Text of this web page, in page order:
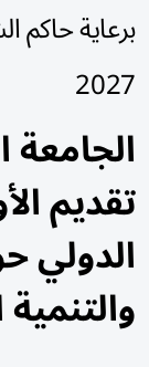
2027
تقديم
الدولي